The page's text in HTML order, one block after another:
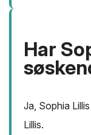
Har
Ja, Sophia
Lillis.